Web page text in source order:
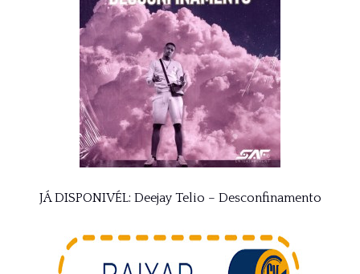
JÁ DISPONIVÉL: Deejay Telio – Desconfinamento